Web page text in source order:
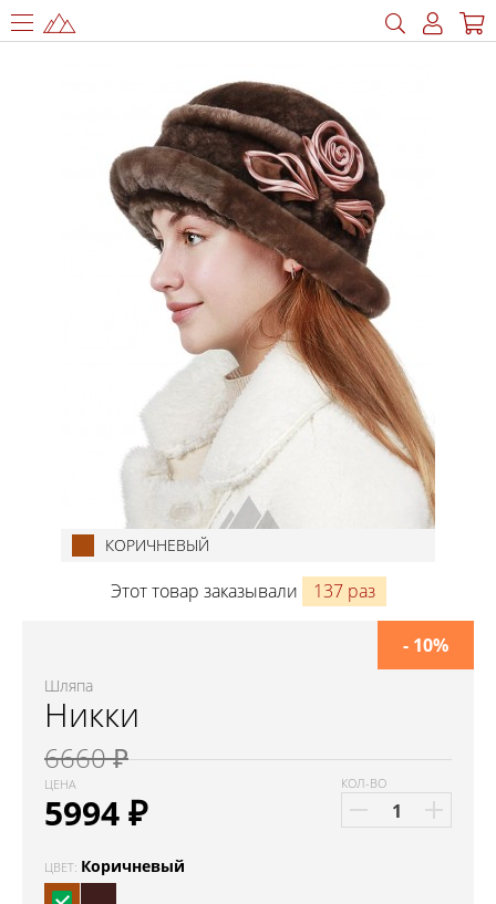
КОРИЧНЕВЫЙ
Этот товар заказывали 137 раз
Шляпа
Никки
6660 ₽
ЦЕНА
5994₽
- 10%
КОЛ-ВО
ЦВЕТ: Коричневый